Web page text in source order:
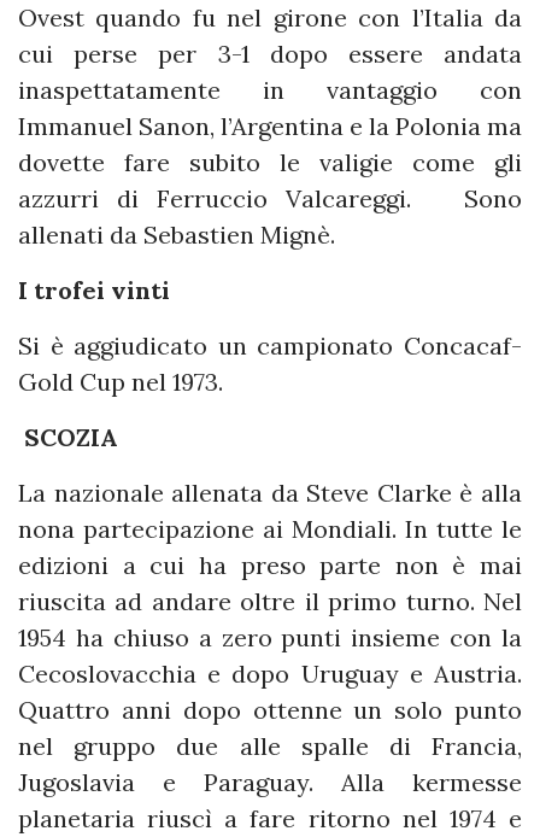
Ovest quando fu nel girone con l’Italia da
cui perse per 3-1 dopo essere andata
inaspettatamente in vantaggio con
Immanuel Sanon, l’Argentina e la Polonia ma
dovette fare subito le valigie come gli
azzurri di Ferruccio Valcareggi. Sono
allenati da Sebastien Mignè.
I trofei vinti
Si è aggiudicato un campionato Concacaf-
Gold Cup nel 1973.
SCOZIA
La nazionale allenata da Steve Clarke è alla
nona partecipazione ai Mondiali. In tutte le
edizioni a cui ha preso parte non è mai
riuscita ad andare oltre il primo turno. Nel
1954 ha chiuso a zero punti insieme con la
Cecoslovacchia e dopo Uruguay e Austria.
Quattro anni dopo ottenne un solo punto
nel gruppo due alle spalle di Francia,
Jugoslavia e Paraguay. Alla kermesse
planetaria riuscì a fare ritorno nel 1974 e